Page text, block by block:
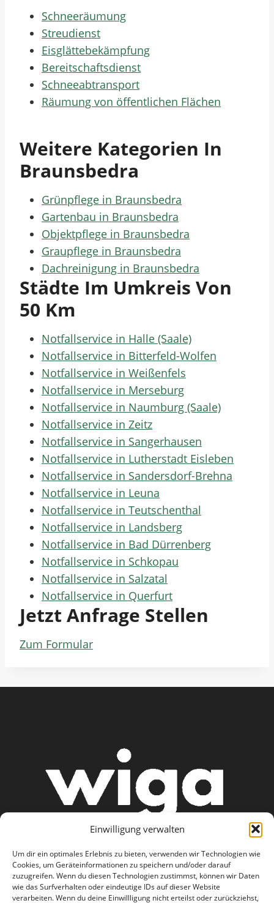
Einwilligung verwalten
Um dir ein optimales Erlebnis zu bieten, verwenden wir Technologien wie
Cookies, um Geräteinformationen zu speichern und/oder darauf
zuzugreifen. Wenn du diesen Technologien zustimmst, können wir Daten
wie das Surfverhalten oder eindeutige IDs auf dieser Website
verarbeiten. Wenn du deine Einwillligung nicht erteilst oder zurückziehst,
Schneeräumung
Streudienst
Eisglättebekämpfung
Bereitschaftsdienst
Schneeabtransport
Räumung von öffentlichen Flächen
Weitere Kategorien In
Braunsbedra
Grünpflege in Braunsbedra
Gartenbau in Braunsbedra
Objektpflege in Braunsbedra
Graupflege in Braunsbedra
Dachreinigung in Braunsbedra
Städte Im Umkreis Von
50 Km
Notfallservice in Halle (Saale)
Notfallservice in Bitterfeld-Wolfen
Notfallservice in Weißenfels
Notfallservice in Merseburg
Notfallservice in Naumburg (Saale)
Notfallservice in Zeitz
Notfallservice in Sangerhausen
Notfallservice in Lutherstadt Eisleben
Notfallservice in Sandersdorf-Brehna
Notfallservice in Leuna
Notfallservice in Teutschenthal
Notfallservice in Landsberg
Notfallservice in Bad Dürrenberg
Notfallservice in Schkopau
Notfallservice in Salzatal
Notfallservice in Querfurt
Jetzt Anfrage Stellen
Zum Formular
AGB Datenschutzerklärung